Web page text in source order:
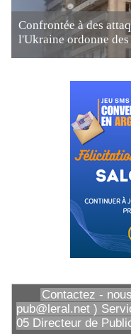
Confrontée à des
l'Ukraine ordonne
Contactez -
pub@leral.net )
05 Directeur de